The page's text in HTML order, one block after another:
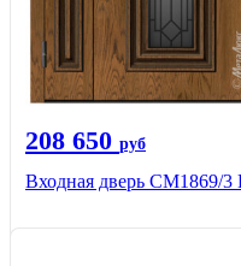
208 650 руб
Входная дверь СМ1869/3